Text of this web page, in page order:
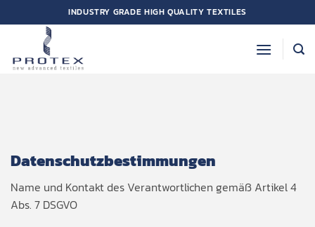
Inhalt
INDUSTRY GRADE HIGH QUALITY TEXTILES
Datenschutzbestimmungen
Name und Kontakt des Verantwortlichen gemäß Artikel 4
Abs. 7 DSGVO